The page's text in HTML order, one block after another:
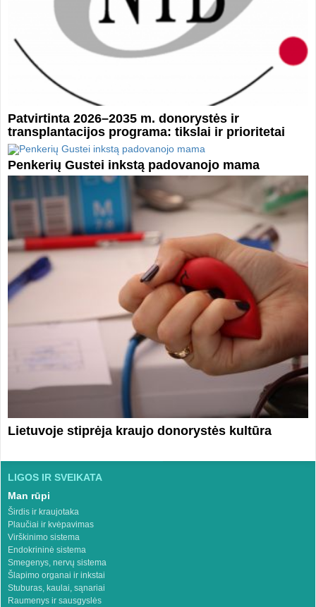
Patvirtinta 2026–2035 m. donorystės ir
transplantacijos programa: tikslai ir prioritetai
Penkerių Gustei inkstą padovanojo mama
Lietuvoje stiprėja kraujo donorystės kultūra
LIGOS IR SVEIKATA
Man rūpi
Širdis ir kraujotaka
Plaučiai ir kvėpavimas
Virškinimo sistema
Endokrininė sistema
Smegenys, nervų sistema
Šlapimo organai ir inkstai
Stuburas, kaulai, sąnariai
Raumenys ir sausgyslės